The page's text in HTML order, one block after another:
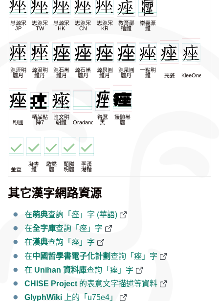
思源宋
JP
思源宋
TW
思源宋
HK
思源宋
CN
思源宋
KR
教育部
楷體
崇羲篆
體
源流明
體月
源流明
體丹
源石黑
體月
源石黑
體丹
源泉圓
體月
源泉圓
體丹
一點明
體
芫荽 KleeOne
粉圓
精品點
陣7
匯文明
朝體
Oradano
得意
黑
饅頭黑
體
金萱
凝書
體
激燃
體
蘭陽
明體
李漢
港楷
其它漢字網路資源
在萌典查詢「痤」字 (華語)
在全字庫查詢「痤」字
在漢典查詢「痤」字
在中國哲學書電子化計劃查詢「痤」字
在 Unihan 資料庫查詢「痤」字
CHISE Project 的表意文字描述等資料
GlyphWiki 上的「u75e4」